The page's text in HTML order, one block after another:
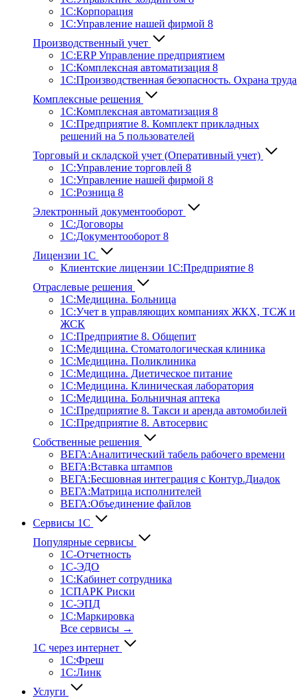
1С:Корпорация
1С:Управление нашей фирмой 8
Производственный учет
1С:ERP Управление предприятием
1С:Комплексная автоматизация 8
1С:Производственная безопасность. Охрана труда
Комплексные решения
1С:Комплексная автоматизация 8
1С:Предприятие 8. Комплект прикладных
решений на 5 пользователей
Торговый и складской учет (Оперативный учет)
1С:Управление торговлей 8
1С:Управление нашей фирмой 8
1С:Розница 8
Электронный документооборот
1С:Договоры
1С:Документооборот 8
Лицензии 1С
Клиентские лицензии 1С:Предприятие 8
Отраслевые решения
1С:Медицина. Больница
1C:Учет в управляющих компаниях ЖКХ, ТСЖ и
ЖСК
1С:Предприятие 8. Общепит
1С:Медицина. Стоматологическая клиника
1С:Медицина. Поликлиника
1С:Медицина. Диетическое питание
1С:Медицина. Клиническая лаборатория
1С:Медицина. Больничная аптека
1С:Предприятие 8. Такси и аренда автомобилей
1С:Предприятие 8. Автосервис
Собственные решения
ВЕГА:Аналитичес­кий табель рабочего времени
ВЕГА:Вставка штампов
ВЕГА:Бесшовная интеграция с Контур.Диадок
ВЕГА:Матрица исполнителей
ВЕГА:Объединение файлов
Сервисы 1С
Популярные сервисы
1С-Отчет­ность
1С-ЭДО
1С:Кабинет сотрудника
1СПАРК Риски
1С-ЭПД
1С:Маркировка
Все сервисы →
1С через интернет
1С:Фреш
1С:Линк
Услуги